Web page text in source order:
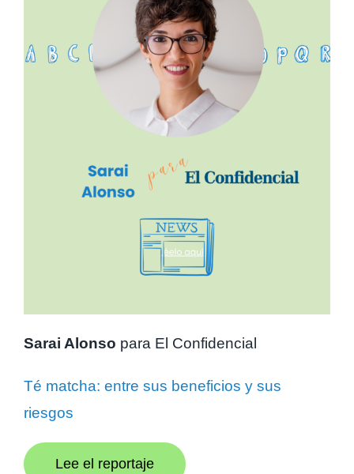
Sarai Alonso para El Confidencial
Té matcha: entre sus beneficios y sus
riesgos
Lee el reportaje